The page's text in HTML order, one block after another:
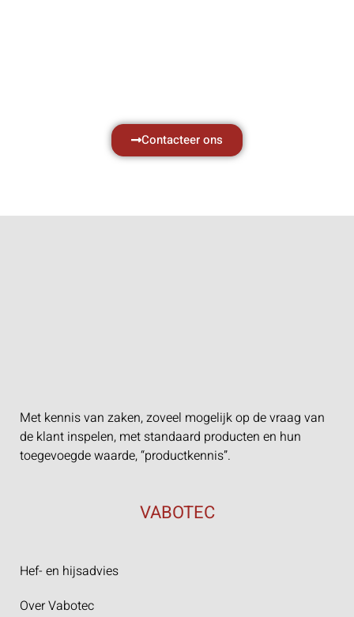
Contacteer ons
Met kennis van zaken, zoveel mogelijk op de vraag van
de klant inspelen, met standaard producten en hun
toegevoegde waarde, “productkennis”.
VABOTEC
Hef- en hijsadvies
Over Vabotec